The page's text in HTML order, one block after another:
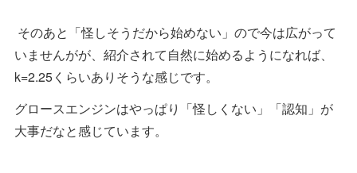
そのあと「怪しそうだから始めない」ので今は広がって
いませんがが、紹介されて自然に始めるようになれば、
k=2.25くらいありそうな感じです。
グロースエンジンはやっぱり「怪しくない」「認知」が
大事だなと感じています。